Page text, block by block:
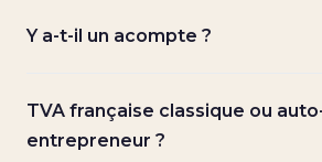
Y a-t-il un acompte ?
TVA française classique ou
entrepreneur ?